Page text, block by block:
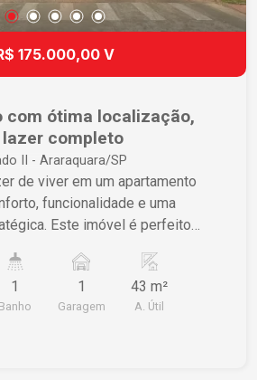
175.000,00 V
com ótima localização,
completo
II - Araraquara/SP
de viver em um apartamento
funcionalidade e uma
Este imóvel é perfeito
conta com 02 dormitórios, sala,
banheiro social, lavanderia
Condomínio com área de
1
Banho
1
Garagem
43 m²
A. Útil